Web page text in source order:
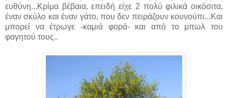
ευθύνη...Κρίμα βέβαια, επειδή είχε 2 πολύ φιλικά οικόσιτα,
έναν σκύλο και έναν γάτο, που δεν πειράζουν κουνούπι...Και
μπορεί να έτρωγε -καμιά φορά- και από το μπωλ του
φαγητού τους..